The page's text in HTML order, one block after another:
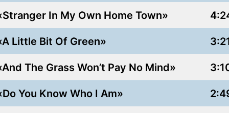
In My Own Home Town»
Little Bit Of Green»
The Grass Won’t Pay No Mind»
You Know Who I Am»